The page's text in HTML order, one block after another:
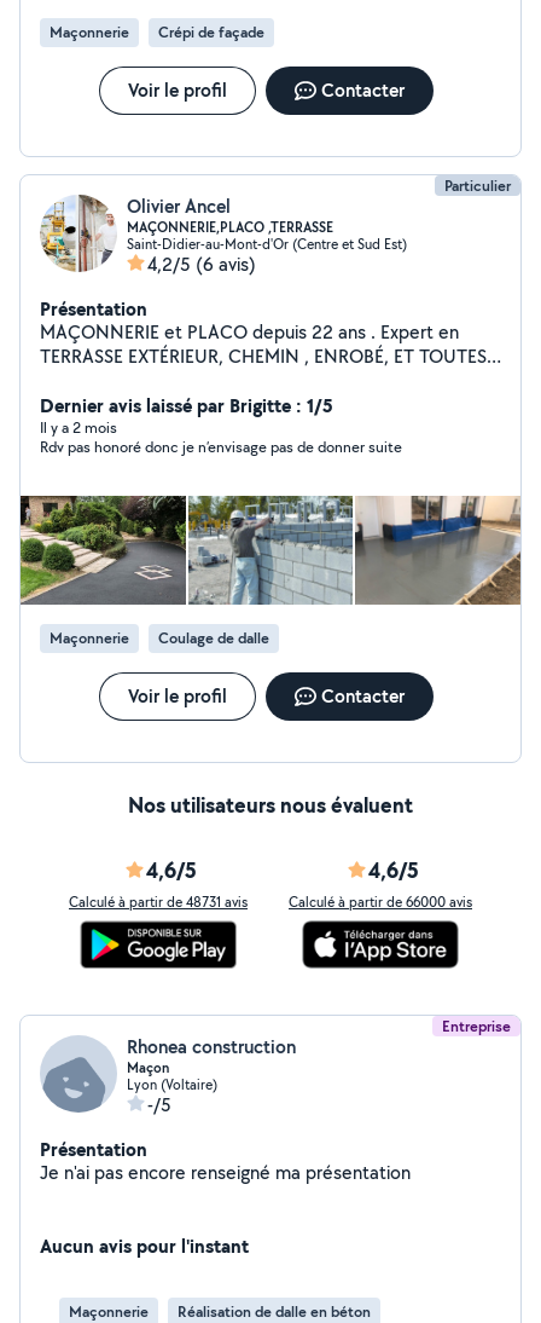
Maçonnerie Crépi de façade
Voir le profil Contacter
Particulier
Olivier Ancel
MAÇONNERIE,PLACO ,TERRASSE
Saint-Didier-au-Mont-d'Or (Centre et Sud Est)
4,2/5 (6 avis)
Présentation
MAÇONNERIE et PLACO depuis 22 ans . Expert en
TERRASSE EXTÉRIEUR, CHEMIN , ENROBÉ, ET TOUTES
COMPLÈTE , (j'ai un électricien et un plombier qui me
suivent si besoin ) , ou ( extérieur) : Chemin d'accès ,
ENROBÉ, TERRASSE BÉTON , mur , piliers . Ect ..
Dernier avis laissé par Brigitte : 1/5
Il y a 2 mois
Rdv pas honoré donc je n’envisage pas de donner suite
Maçonnerie Coulage de dalle
Voir le profil Contacter
Nos utilisateurs nous évaluent
4,6/5
Calculé à partir de 48731 avis
4,6/5
Calculé à partir de 66000 avis
Entreprise
Rhonea construction
Maçon
Lyon (Voltaire)
-/5
Présentation
Je n'ai pas encore renseigné ma présentation
Aucun avis pour l'instant
Maçonnerie Réalisation de dalle en béton